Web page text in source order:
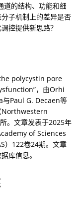
的结构、功能和细
子机制上的差异是否
控提供新思路？
polycystin pore
，由Orhi
Paul G. Decaen等
Northwestern
。文章发表于2025年
of Sciences
）122卷24期。文章
库信息。